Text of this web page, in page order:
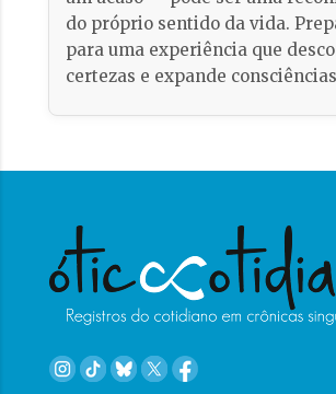
do próprio sentido da vida.
para uma experiência que
certezas e expande